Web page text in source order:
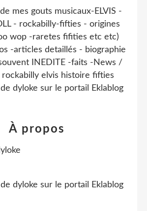
mes gouts musicaux-ELVIS -
- rockabilly-fifties - origines
wop -raretes fifities etc etc)
-articles detaillés - biographie
INEDITE -faits -News /
elvis histoire fifties
dyloke sur le portail Eklablog
À propos
dyloke sur le portail Eklablog